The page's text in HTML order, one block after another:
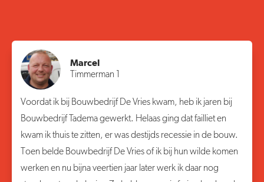
Marcel
Timmerman 1
Voordat ik bij Bouwbedrijf De Vries kwam, heb ik jaren bij
Bouwbedrijf Tadema gewerkt. Helaas ging dat failliet en
kwam ik thuis te zitten, er was destijds recessie in de bouw.
Toen belde Bouwbedrijf De Vries of ik bij hun wilde komen
werken en nu bijna veertien jaar later werk ik daar nog